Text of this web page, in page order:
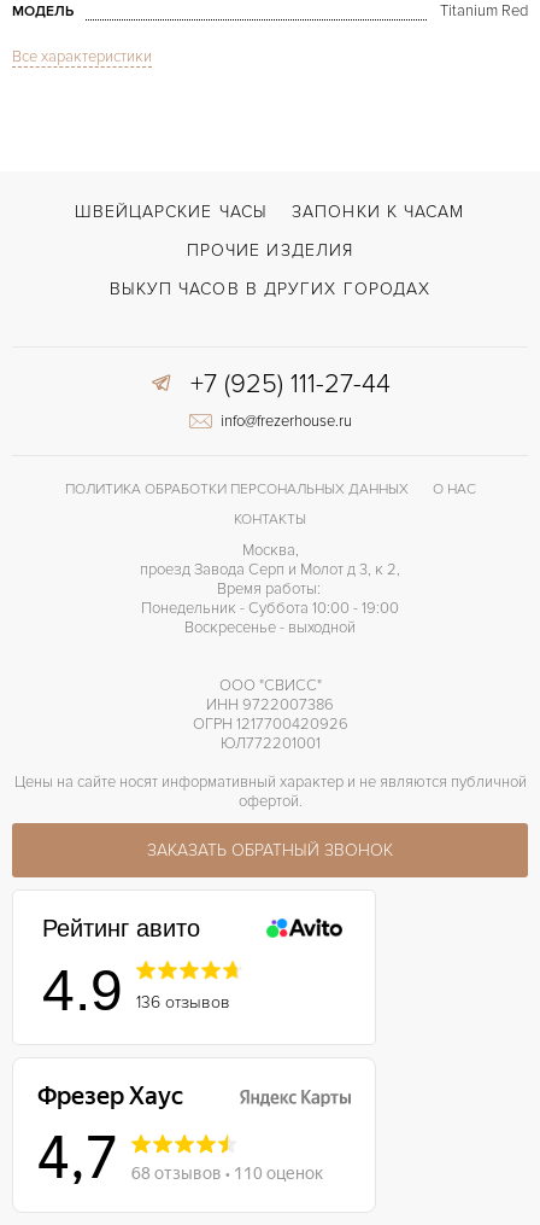
МОДЕЛЬ Titanium Red
СРОКИ ДОСТАВКИ
Все характеристики
ШВЕЙЦАРСКИЕ ЧАСЫ
ЗАПОНКИ К ЧАСАМ
ПРОЧИЕ ИЗДЕЛИЯ
ВЫКУП ЧАСОВ В ДРУГИХ ГОРОДАХ
+7 (925) 111-27-44
info@frezerhouse.ru
ПОЛИТИКА ОБРАБОТКИ ПЕРСОНАЛЬНЫХ ДАННЫХ
О НАС
КОНТАКТЫ
Москва,
проезд Завода Серп и Молот д 3, к 2,
Время работы:
Понедельник - Суббота 10:00 - 19:00
Воскресенье - выходной
ООО "СВИСС"
ИНН 9722007386
ОГРН 1217700420926
ЮЛ772201001
Цены на сайте носят информативный характер и не являются публичной
офертой.
ЗАКАЗАТЬ ОБРАТНЫЙ ЗВОНОК
Рейтинг авито
4.9 136 отзывов